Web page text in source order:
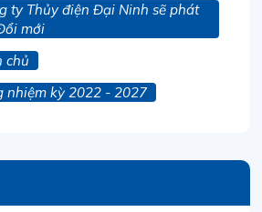
ty Thủy điện Đại Ninh sẽ phát
mới
chủ
nhiệm kỳ 2022 - 2027